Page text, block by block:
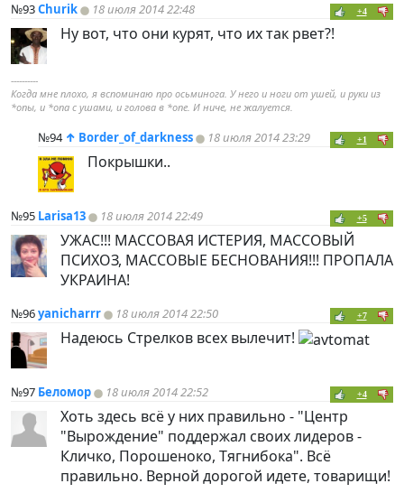
№93Churik 18 июля 2014 22:48 +4
Ну вот, что они курят, что их так рвет?!
----------
Когда мне плохо, я вспоминаю про осьминога. У него и ноги от ушей, и руки из
*опы, и *опа с ушами, и голова в *опе. И ниче, не жалуется.
№94 ↑ Border_of_darkness 18 июля 2014 23:29 +1
Покрышки..
№95 Larisa13 18 июля 2014 22:49 +5
УЖАС!!! МАССОВАЯ ИСТЕРИЯ, МАССОВЫЙ
ПСИХОЗ, МАССОВЫЕ БЕСНОВАНИЯ!!! ПРОПАЛА
УКРАИНА!
№96yanicharrr 18 июля 2014 22:50 +7
Надеюсь Стрелков всех вылечит!
№97 Беломор 18 июля 2014 22:52 +4
Хоть здесь всё у них правильно - "Центр
"Вырождение" поддержал своих лидеров -
Кличко, Порошеноко, Тягнибока". Всё
правильно. Верной дорогой идете, товарищи!